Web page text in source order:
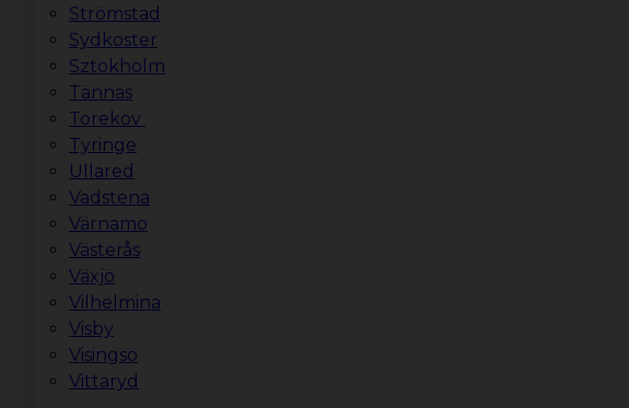
Strömstad
Sydkoster
Sztokholm
Tännäs
Torekov
Tyringe
Ullared
Vadstena
Värnamo
Västerås
Växjö
Vilhelmina
Visby
Visingsö
Vittaryd